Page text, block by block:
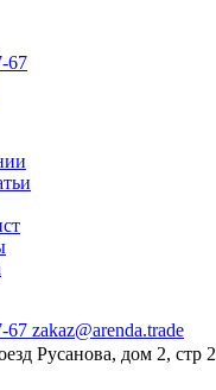
67
67 zakaz@arenda.trade
Русанова, дом 2, стр 2